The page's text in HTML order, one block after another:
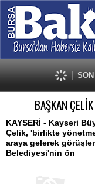
BAŞKAN
KAYSERİ - Kayseri
Çelik, 'birlikte
araya gelerek
Belediyesi'nin ön